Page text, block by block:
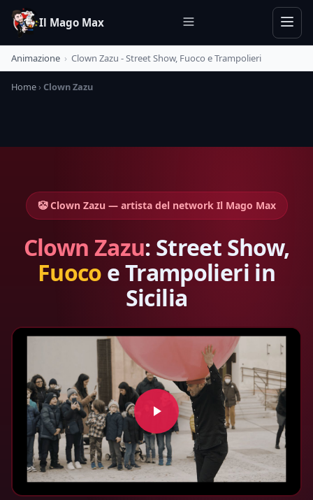
Il Mago Max
Animazione › Clown Zazu - Street Show, Fuoco e Trampolieri
Home › Clown Zazu
🤡 Clown Zazu — artista del network Il Mago Max
Clown Zazu: Street Show,
Fuoco e Trampolieri in
Sicilia